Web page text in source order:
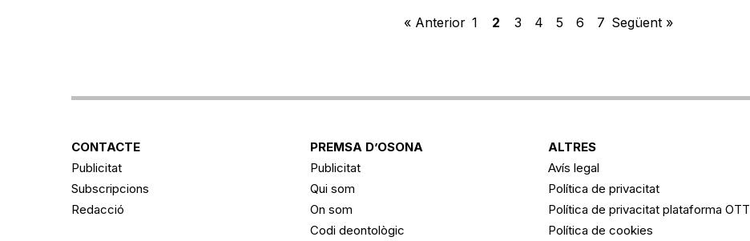
« Anterior 1 2 3 4 5 6 7 Següent »
CONTACTE
Publicitat
Subscripcions
Redacció
PREMSA D’OSONA
Publicitat
Qui som
On som
Codi deontològic
ALTRES
Avís legal
Política de privacitat
Política de privacitat plataforma OTT
Política de cookies